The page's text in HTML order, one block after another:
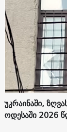
უკრაინაში,
ოდესაში 2026